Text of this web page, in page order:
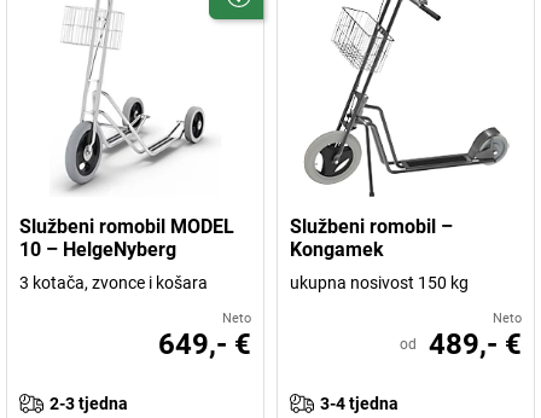
Službeni romobil MODEL
10 – HelgeNyberg
3 kotača, zvonce i košara
Neto
649,- €
2-3 tjedna
Službeni romobil –
Kongamek
ukupna nosivost 150 kg
Neto
od 489,- €
3-4 tjedna